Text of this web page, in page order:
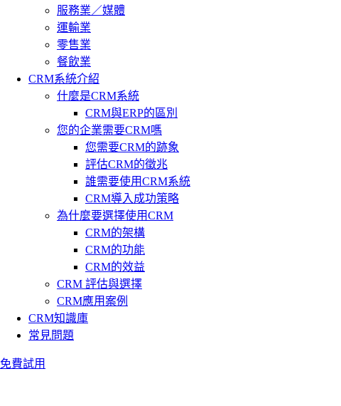
服務業／媒體
運輸業
零售業
餐飲業
CRM系統介紹
什麼是CRM系統
CRM與ERP的區別
您的企業需要CRM嗎
您需要CRM的跡象
評估CRM的徵兆
誰需要使用CRM系統
CRM導入成功策略
為什麼要選擇使用CRM
CRM的架構
CRM的功能
CRM的效益
CRM 評估與選擇
CRM應用案例
CRM知識庫
常見問題
免費試用